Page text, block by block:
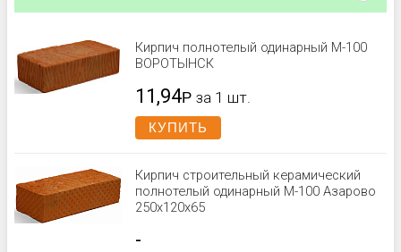
Кирпич полнотелый одинарный М-100
ВОРОТЫНСК
11,94Р за 1 шт.
КУПИТЬ
Кирпич строительный керамический
полнотелый одинарный М-100 Азарово
250x120x65
-